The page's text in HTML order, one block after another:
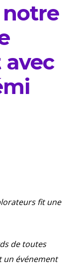
notre
fit une
de toutes
un événement